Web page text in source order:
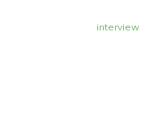
interview